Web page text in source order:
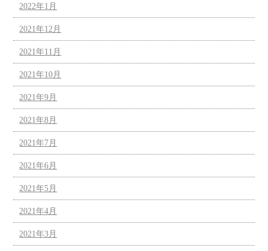
2022年1月
2021年12月
2021年11月
2021年10月
2021年9月
2021年8月
2021年7月
2021年6月
2021年5月
2021年4月
2021年3月